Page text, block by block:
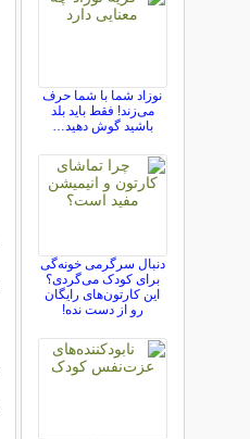
نوزاد شما با شما حرف
می‌زند! فقط باید بلد
باشید گوش دهید…
دنبال سرگرمی خونه‌گی
برای کودک می‌گردی؟
این کارتون‌های رایگان
رو از دست نده!